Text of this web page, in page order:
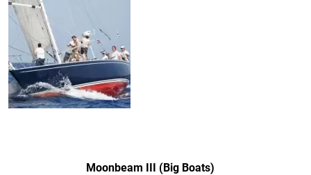
Moonbeam III (Big Boats)